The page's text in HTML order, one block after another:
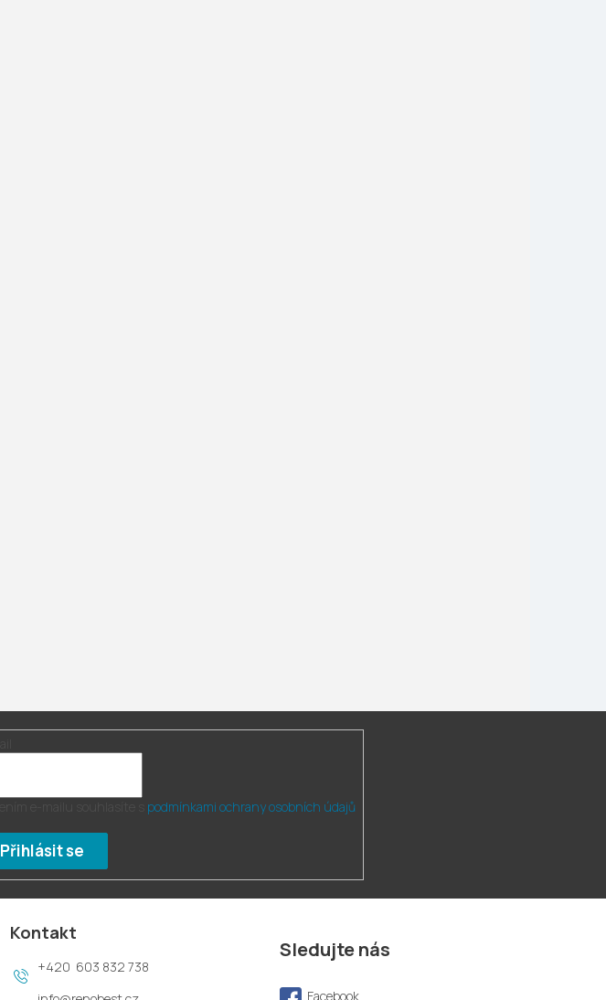
podmínkami ochrany osobních údajů
Přihlásit se
Kontakt
603 832 738
Sledujte nás
Facebook